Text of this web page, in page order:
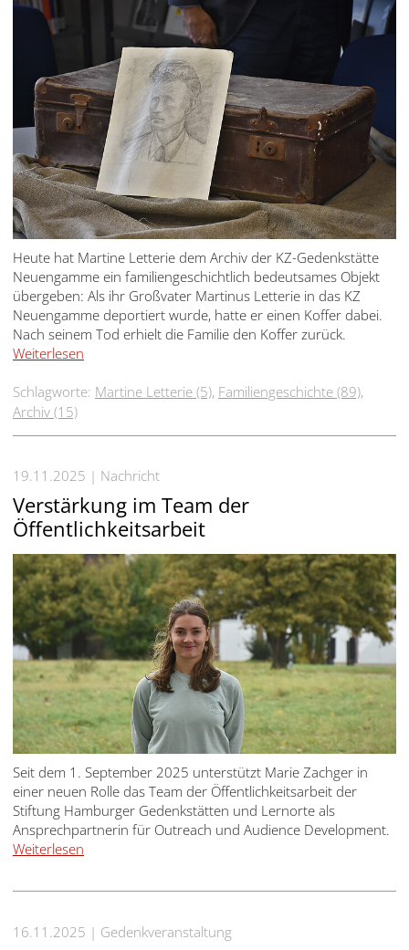
Heute hat Martine Letterie dem Archiv der KZ-Gedenkstätte
Neuengamme ein familiengeschichtlich bedeutsames Objekt
übergeben: Als ihr Großvater Martinus Letterie in das KZ
Neuengamme deportiert wurde, hatte er einen Koffer dabei.
Nach seinem Tod erhielt die Familie den Koffer zurück.
Weiterlesen
Schlagworte: Martine Letterie (5), Familiengeschichte (89),
Archiv (15)
19.11.2025 Nachricht
Verstärkung im Team der
Öffentlichkeitsarbeit
Seit dem 1. September 2025 unterstützt Marie Zachger in
einer neuen Rolle das Team der Öffentlichkeitsarbeit der
Stiftung Hamburger Gedenkstätten und Lernorte als
Ansprechpartnerin für Outreach und Audience Development.
Weiterlesen
16.11.2025 Gedenkveranstaltung